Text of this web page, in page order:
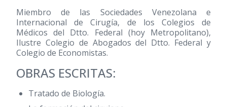
Miembro de las Sociedades Venezolana e
Internacional de Cirugía, de los Colegios de
Médicos del Dtto. Federal (hoy Metropolitano),
Ilustre Colegio de Abogados del Dtto. Federal y
Colegio de Economistas.
OBRAS ESCRITAS:
Tratado de Biología.